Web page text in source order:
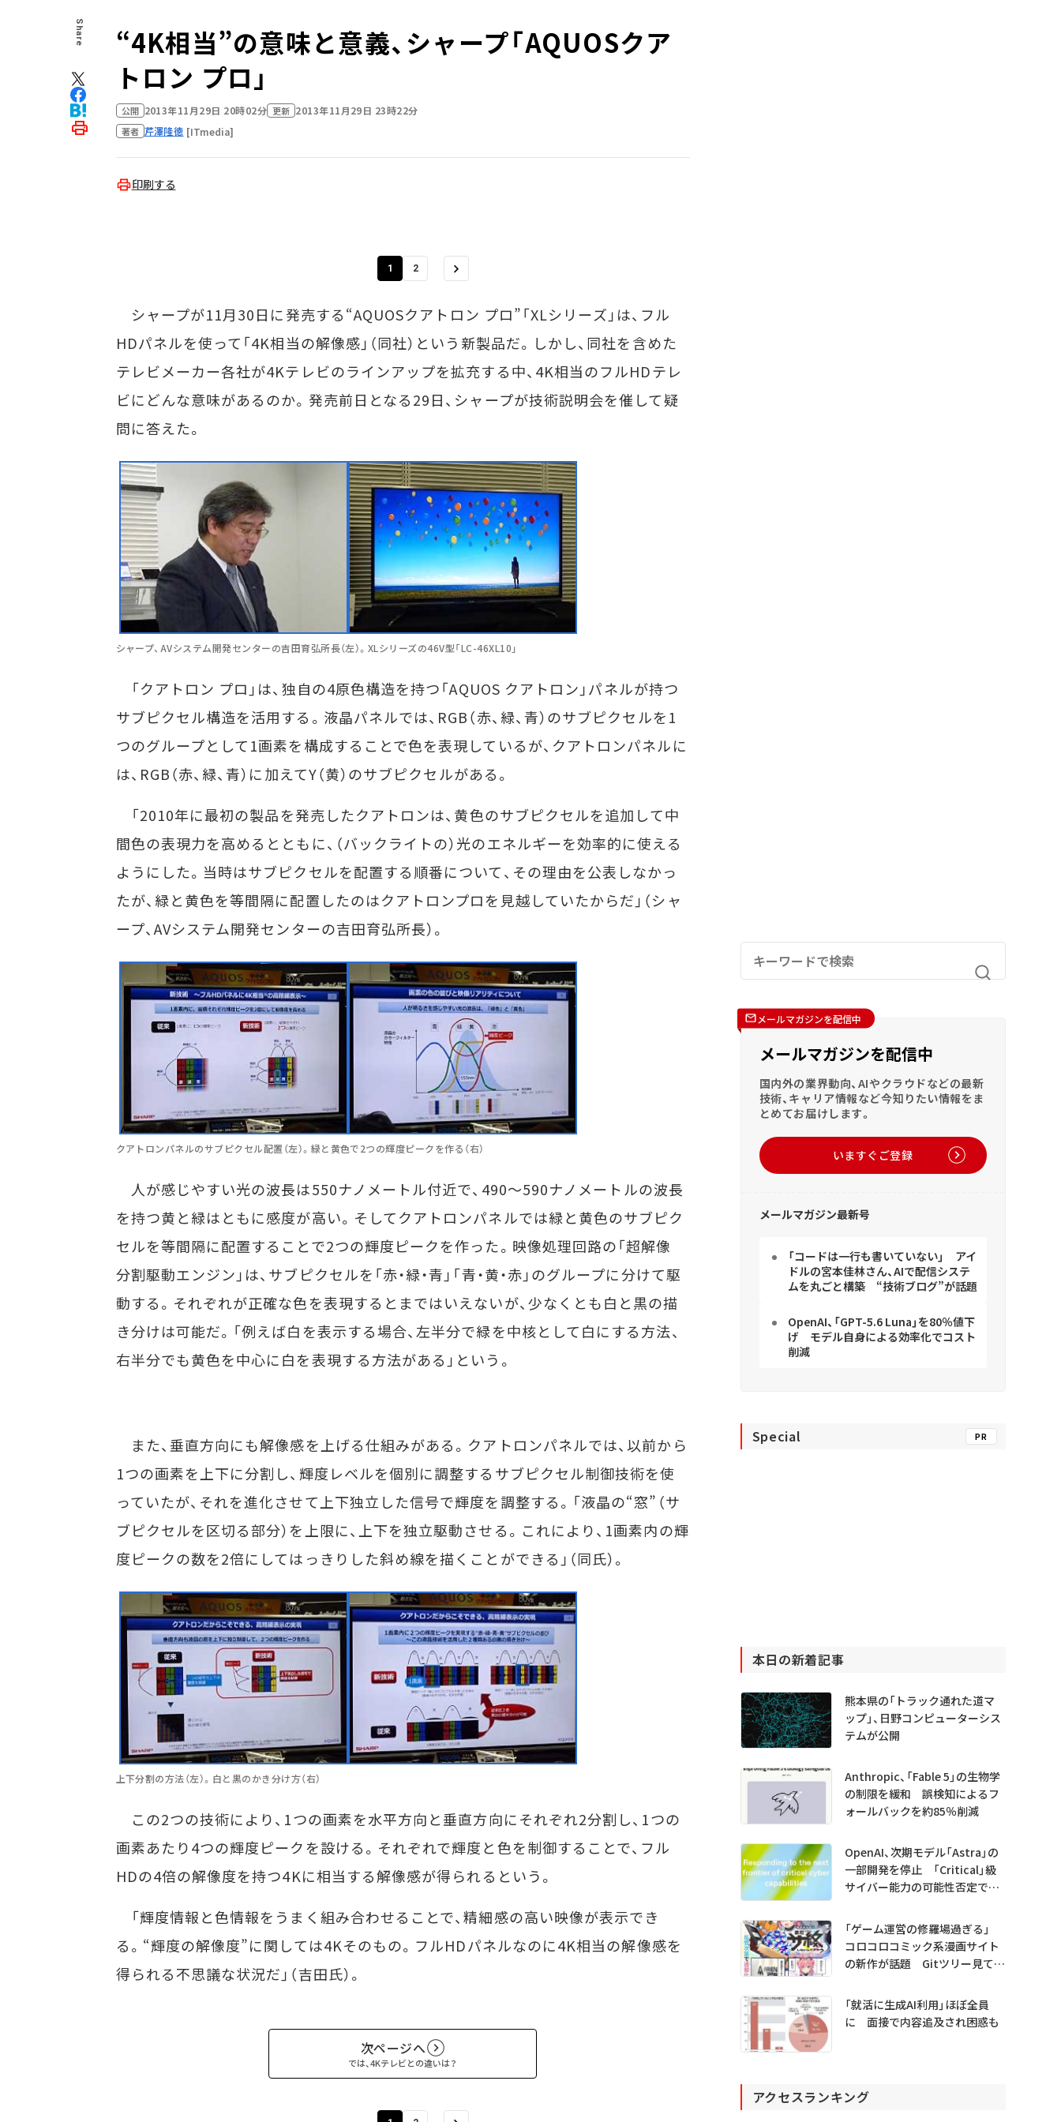
Share
“4K相当”の意味と意義、シャープ「AQUOSクア
トロン プロ」
公開 2013年11月29日 20時02分 更新 2013年11月29日 23時22分
著者 芹澤隆徳 [ITmedia]
印刷する
1 2
シャープが11月30日に発売する“AQUOSクアトロン プロ”「XLシリーズ」は、フル
HDパネルを使って「4K相当の解像感」（同社）という新製品だ。しかし、同社を含めた
テレビメーカー各社が4Kテレビのラインアップを拡充する中、4K相当のフルHDテレ
ビにどんな意味があるのか。発売前日となる29日、シャープが技術説明会を催して疑
問に答えた。
シャープ、AVシステム開発センターの吉田育弘所長（左）。XLシリーズの46V型「LC-46XL10」
「クアトロン プロ」は、独自の4原色構造を持つ「AQUOS クアトロン」パネルが持つ
サブピクセル構造を活用する。液晶パネルでは、RGB（赤、緑、青）のサブピクセルを1
つのグループとして1画素を構成することで色を表現しているが、クアトロンパネルに
は、RGB（赤、緑、青）に加えてY（黄）のサブピクセルがある。
「2010年に最初の製品を発売したクアトロンは、黄色のサブピクセルを追加して中
間色の表現力を高めるとともに、（バックライトの）光のエネルギーを効率的に使える
ようにした。当時はサブピクセルを配置する順番について、その理由を公表しなかっ
たが、緑と黄色を等間隔に配置したのはクアトロンプロを見越していたからだ」（シャ
ープ、AVシステム開発センターの吉田育弘所長）。
クアトロンパネルのサブピクセル配置（左）。緑と黄色で2つの輝度ピークを作る（右）
人が感じやすい光の波長は550ナノメートル付近で、490〜590ナノメートルの波長
を持つ黄と緑はともに感度が高い。そしてクアトロンパネルでは緑と黄色のサブピク
セルを等間隔に配置することで2つの輝度ピークを作った。映像処理回路の「超解像
分割駆動エンジン」は、サブピクセルを「赤・緑・青」「青・黄・赤」のグループに分けて駆
動する。それぞれが正確な色を表現するとまではいえないが、少なくとも白と黒の描
き分けは可能だ。「例えば白を表示する場合、左半分で緑を中核として白にする方法、
右半分でも黄色を中心に白を表現する方法がある」という。
また、垂直方向にも解像感を上げる仕組みがある。クアトロンパネルでは、以前から
1つの画素を上下に分割し、輝度レベルを個別に調整するサブピクセル制御技術を使
っていたが、それを進化させて上下独立した信号で輝度を調整する。「液晶の“窓”（サ
ブピクセルを区切る部分）を上限に、上下を独立駆動させる。これにより、1画素内の輝
度ピークの数を2倍にしてはっきりした斜め線を描くことができる」（同氏）。
上下分割の方法（左）。白と黒のかき分け方（右）
この2つの技術により、1つの画素を水平方向と垂直方向にそれぞれ2分割し、1つの
画素あたり4つの輝度ピークを設ける。それぞれで輝度と色を制御することで、フル
HDの4倍の解像度を持つ4Kに相当する解像感が得られるという。
「輝度情報と色情報をうまく組み合わせることで、精細感の高い映像が表示でき
る。“輝度の解像度”に関しては4Kそのもの。フルHDパネルなのに4K相当の解像感を
得られる不思議な状況だ」（吉田氏）。
次ページへ
では、4Kテレビとの違いは？
メールマガジンを配信中
メールマガジンを配信中
国内外の業界動向、AIやクラウドなどの最新
技術、キャリア情報など今知りたい情報をま
とめてお届けします。
いますぐご登録
メールマガジン最新号
「コードは一行も書いていない」 アイ
ドルの宮本佳林さん、AIで配信システ
ムを丸ごと構築 “技術ブログ”が話題
OpenAI、「GPT-5.6 Luna」を80％値下
げ モデル自身による効率化でコスト
削減
Special PR
本日の新着記事
熊本県の「トラック通れた道マ
ップ」、日野コンピューターシス
テムが公開
Anthropic、「Fable 5」の生物学
の制限を緩和 誤検知によるフ
ォールバックを約85％削減
OpenAI、次期モデル「Astra」の
一部開発を停止 「Critical」級
サイバー能力の可能性否定でき
「ゲーム運営の修羅場過ぎる」
コロコロコミック系漫画サイト
の新作が話題 Gitツリー見てガ
「就活に生成AI利用」ほぼ全員
に 面接で内容追及され困惑も
アクセスランキング